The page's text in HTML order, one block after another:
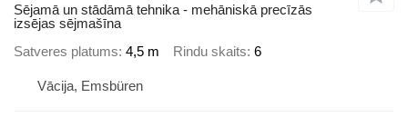
Sējamā un stādāmā tehnika - mehāniskā precīzās
izsējas sējmašīna
Satveres platums 4,5 m Rindu skaits 6
Vācija, Emsbüren